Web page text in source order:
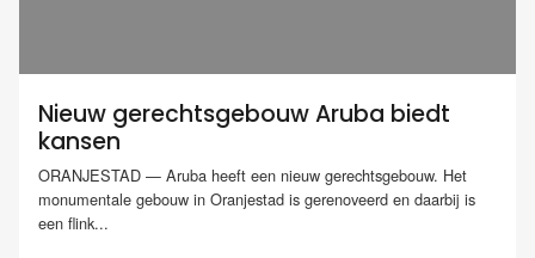
Nieuw gerechtsgebouw Aruba biedt
kansen
ORANJESTAD — Aruba heeft een nieuw gerechtsgebouw. Het
monumentale gebouw in Oranjestad is gerenoveerd en daarbij is
een flink...